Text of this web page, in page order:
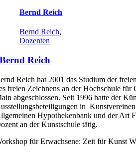
Bernd Reich
Bernd Reich,
Dozenten
Bernd Reich
Reich hat 2001 das Studium der
freien Zeichnens an der Hochschule für
abgeschlossen. Seit 1996 hatte der
in
Hypothekenbank und der Art
an der Kunstschule tätig.
für Erwachsene: Zeit für Kunst